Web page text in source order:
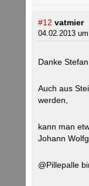
#12 vatmier
04.02.2013
Danke Stefan.
Auch aus
werden,
kann man
Johann
@Pillepalle